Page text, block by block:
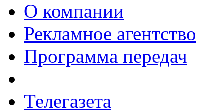
О компании
Рекламное агентство
Программа передач
Телегазета